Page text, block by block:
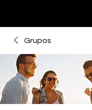
Grupos